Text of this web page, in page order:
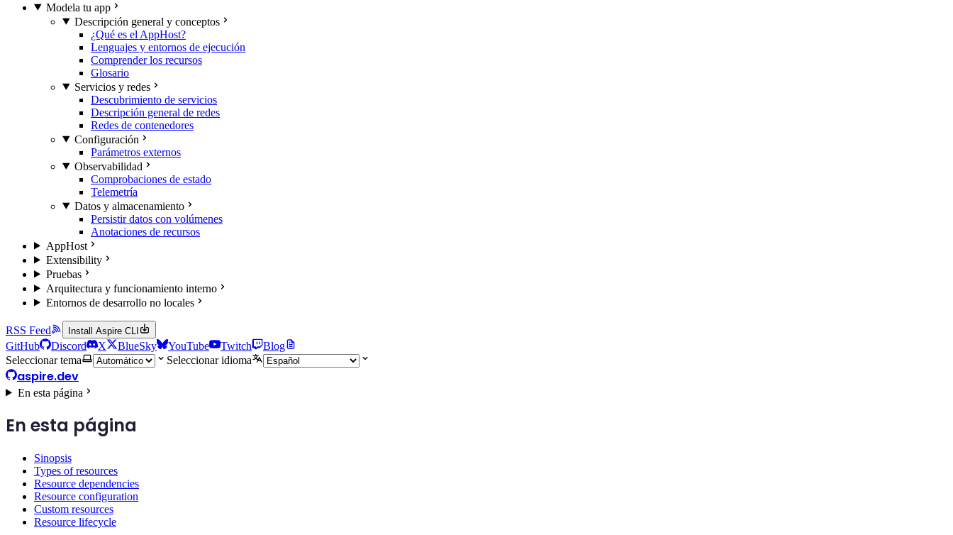
Modela tu app
Descripción general y conceptos
¿Qué es el AppHost?
Lenguajes y entornos de ejecución
Comprender los recursos
Glosario
Servicios y redes
Descubrimiento de servicios
Descripción general de redes
Redes de contenedores
Configuración
Parámetros externos
Observabilidad
Comprobaciones de estado
Telemetría
Datos y almacenamiento
Persistir datos con volúmenes
Anotaciones de recursos
AppHost
Extensibility
Pruebas
Arquitectura y funcionamiento interno
Entornos de desarrollo no locales
RSS Feed Install Aspire CLI
GitHub Discord X BlueSky YouTube Twitch
Blog
Seleccionar tema
Seleccionar idioma
aspire.dev
En esta página
En esta página
Sinopsis
Types of resources
Resource dependencies
Resource configuration
Custom resources
Resource lifecycle